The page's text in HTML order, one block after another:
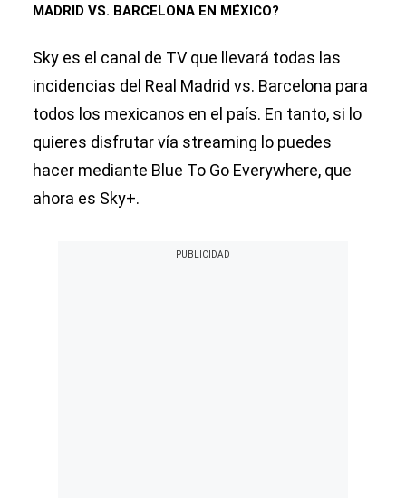
MADRID VS. BARCELONA EN MÉXICO?
Sky es el canal de TV que llevará todas las
incidencias del Real Madrid vs. Barcelona para
todos los mexicanos en el país. En tanto, si lo
quieres disfrutar vía streaming lo puedes
hacer mediante Blue To Go Everywhere, que
ahora es Sky+.